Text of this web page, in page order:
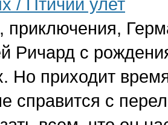
Ричард с
Но приходит
справится с